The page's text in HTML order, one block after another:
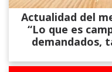
Actualidad del
“Lo que es
demandados,